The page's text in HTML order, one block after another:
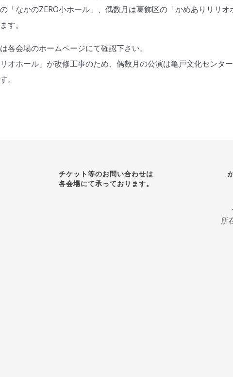
「なかのZERO小ホール」、偶数月は葛飾区の「かめありリリオ
す。
各会場のホームページにて確認下さい。
オホール」が改修工事のため、偶数月の公演は亀戸文化センタ
。
チケット等のお問い合わせは
各会場にて承っております。
所